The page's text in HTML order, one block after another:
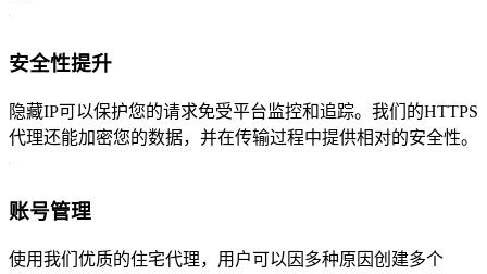
安全性提升
隐藏IP可以保护您的请求免受平台监控和追踪。我们的HTTPS
代理还能加密您的数据，并在传输过程中提供相对的安全性。
账号管理
使用我们优质的住宅代理，用户可以因多种原因创建多个